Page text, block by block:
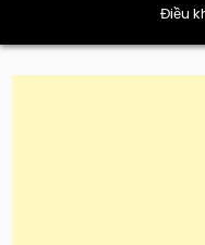
Điều